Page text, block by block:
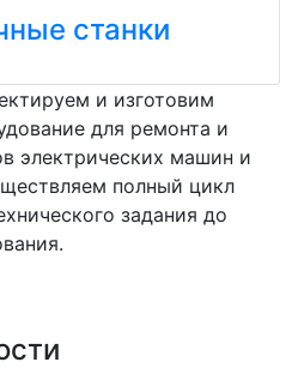
станки
и изготовим
для ремонта и
электрических машин и
полный цикл
задания до